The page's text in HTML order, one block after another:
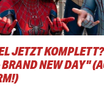
JETZT KOMPLETT?
NEW DAY"